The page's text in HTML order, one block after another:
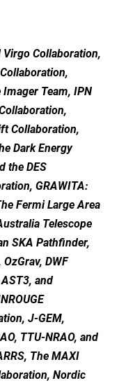
Collaboration,
Team, IPN
Collaboration,
Dark Energy
the DES
GRAWITA:
Fermi Large Area
Telescope
SKA Pathfinder,
DWF
and
J-GEM,
TTU-NRAO, and
The MAXI
Nordic